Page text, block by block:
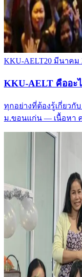
KKU-AELT20 มีนาคม
KKU-AELT คืออะ
ทุกอย่างที่ต้องรู้เกี่ยวกั
ม.ขอนแก่น — เนื้อหา